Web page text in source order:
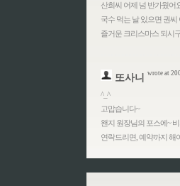
산희씨 어제 넘 반가웠어
국수 먹는 날 있으면 권씨
즐거운 크리스마스 되시
또사니 wrote at
^_^
고맙습니다~
왠지 원장님의 포스에~
연락드리면, 예약까지 해